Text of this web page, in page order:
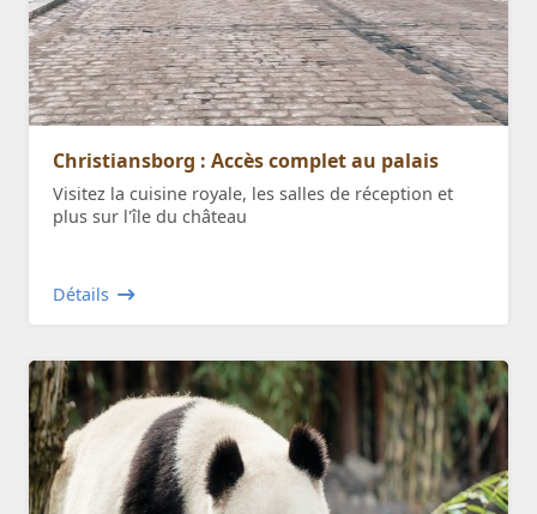
Christiansborg : Accès complet au palais
Visitez la cuisine royale, les salles de réception et
plus sur l'île du château
Détails